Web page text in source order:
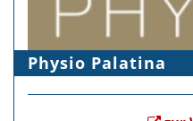
Physio Palatina